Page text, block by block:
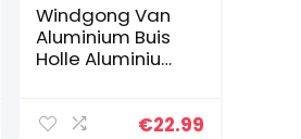
Windgong Van
Aluminium Buis
Holle Aluminium
Outdoor
€22.99